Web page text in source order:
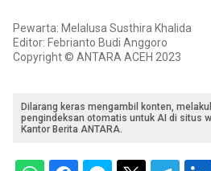
Pewarta: Melalusa Susthira Khalida
Editor: Febrianto Budi Anggoro
Copyright © ANTARA ACEH 2023
Dilarang keras mengambil konten,
pengindeksan otomatis untuk AI di situs
Kantor Berita ANTARA.